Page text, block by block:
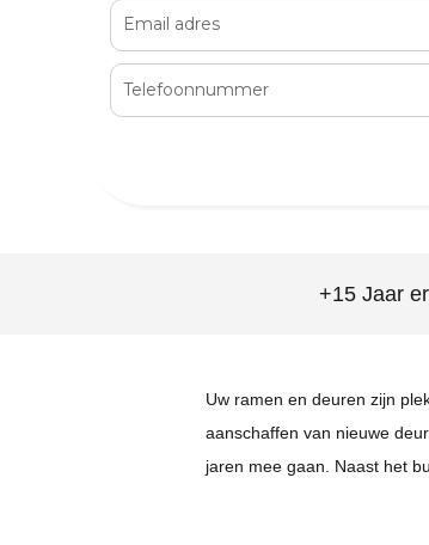
+15 Jaar
Uw ramen en deuren zijn
aanschaffen van nieuwe
jaren mee gaan. Naast het